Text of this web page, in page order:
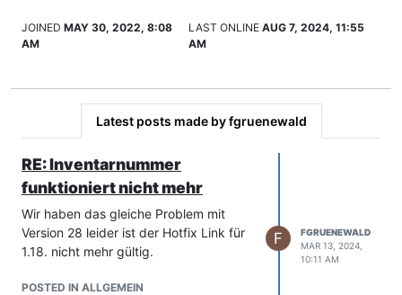
JOINED MAY 30, 2022, 8:08
AM
LAST ONLINE AUG 7, 2024, 11:55
AM
Latest posts made by fgruenewald
RE: Inventarnummer
funktioniert nicht mehr
Wir haben das gleiche Problem mit
Version 28 leider ist der Hotfix Link für
1.18. nicht mehr gültig.
POSTED IN ALLGEMEIN
F
FGRUENEWALD
MAR 13, 2024,
10:11 AM